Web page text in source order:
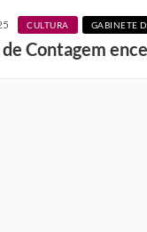
CULTURA GABINETE
Contagem